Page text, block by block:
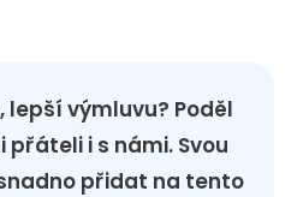
lepší výmluvu? Poděl
přáteli i s námi. Svou
přidat na tento